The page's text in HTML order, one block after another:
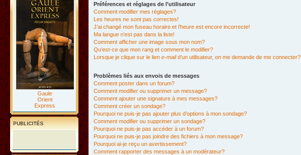
Gaule
Orient
Express
PUBLICITÉS
Préférences et réglages de l’utilisateur
Comment modifier mes réglages?
Les heures ne sont pas correctes!
J’ai changé mon fuseau horaire et l’heure est encore incorrecte!
Ma langue n’est pas dans la liste!
Comment afficher une image sous mon nom?
Qu’est-ce que mon rang et comment le modifier?
Lorsque je clique sur le lien e-maild’un utilisateur, on me demande de me connecter?
Problèmes liés aux envois de messages
Comment poster dans un forum?
Comment modifier ou supprimer un message?
Comment ajouter une signature à mes messages?
Comment créer un sondage?
Pourquoi ne puis-je pas ajouter plus d’options à mon sondage?
Comment modifier ou supprimer un sondage?
Pourquoi ne puis-je pas accéder à un forum?
Pourquoi ne puis-je pas joindre des fichiers à mon message?
Pourquoi ai-je reçu un avertissement?
Comment rapporter des messages à un modérateur?